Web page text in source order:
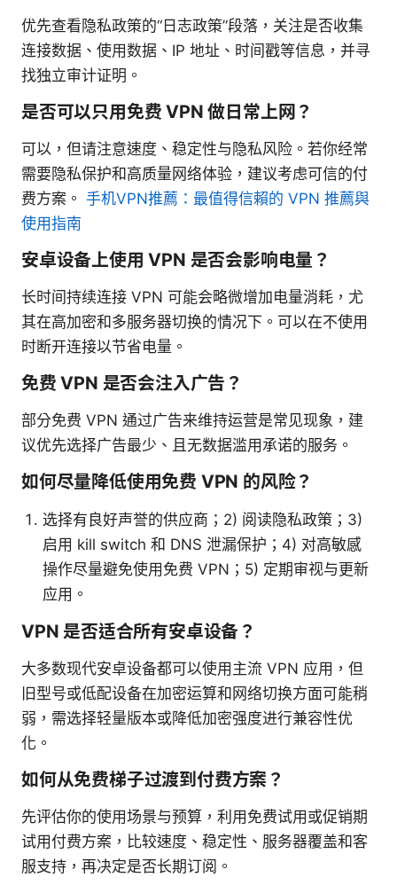
优先查看隐私政策的“日志政策”段落，关注是否收集
连接数据、使用数据、IP 地址、时间戳等信息，并寻
找独立审计证明。
是否可以只用免费 VPN 做日常上网？
可以，但请注意速度、稳定性与隐私风险。若你经常
需要隐私保护和高质量网络体验，建议考虑可信的付
费方案。 手机VPN推薦：最值得信賴的 VPN 推薦與
使用指南
安卓设备上使用 VPN 是否会影响电量？
长时间持续连接 VPN 可能会略微增加电量消耗，尤
其在高加密和多服务器切换的情况下。可以在不使用
时断开连接以节省电量。
免费 VPN 是否会注入广告？
部分免费 VPN 通过广告来维持运营是常见现象，建
议优先选择广告最少、且无数据滥用承诺的服务。
如何尽量降低使用免费 VPN 的风险？
选择有良好声誉的供应商；2) 阅读隐私政策；3)
启用 kill switch 和 DNS 泄漏保护；4) 对高敏感
操作尽量避免使用免费 VPN；5) 定期审视与更新
应用。
VPN 是否适合所有安卓设备？
大多数现代安卓设备都可以使用主流 VPN 应用，但
旧型号或低配设备在加密运算和网络切换方面可能稍
弱，需选择轻量版本或降低加密强度进行兼容性优
化。
如何从免费梯子过渡到付费方案？
先评估你的使用场景与预算，利用免费试用或促销期
试用付费方案，比较速度、稳定性、服务器覆盖和客
服支持，再决定是否长期订阅。